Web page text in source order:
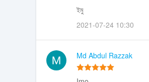
ইমু
2021-07-24 10:30
Md Abdul Razzak